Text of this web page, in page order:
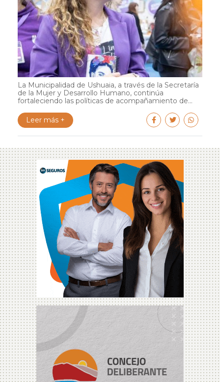
La Municipalidad de Ushuaia, a través de la Secretaría
de la Mujer y Desarrollo Humano, continúa
fortaleciendo las políticas de acompañamiento de...
Leer más +